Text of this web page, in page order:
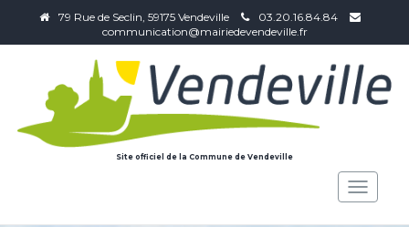
79 Rue de Seclin, 59175 Vendeville
03.20.16.84.84
communication@mairiedevendeville.fr
Site officiel de la Commune de Vendeville
Toggle